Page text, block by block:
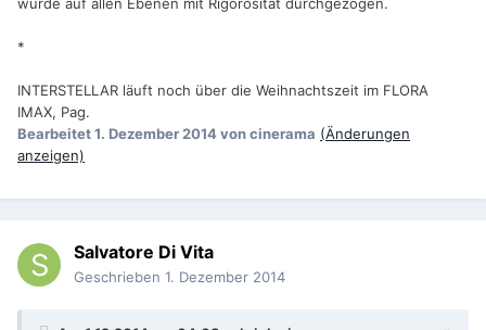
wurde auf allen Ebenen mit Rigorosität durchgezogen.
*
INTERSTELLAR läuft noch über die Weihnachtszeit im FLORA
IMAX, Pag.
Bearbeitet1. Dezember 2014von cinerama (Änderungen
anzeigen)
Salvatore Di Vita
Geschrieben 1. Dezember 2014